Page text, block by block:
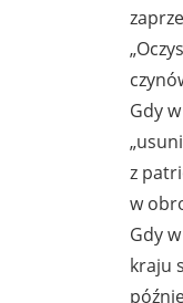
Gdy
z
w
Gdy
kraju